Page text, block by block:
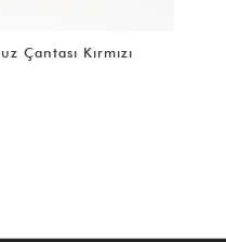
Puantiye Kadın